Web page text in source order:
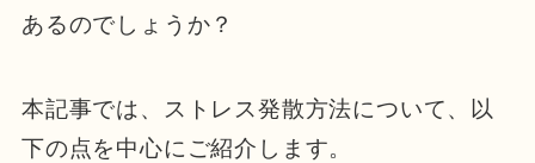
あるのでしょうか？
本記事では、ストレス発散方法について、以
下の点を中心にご紹介します。